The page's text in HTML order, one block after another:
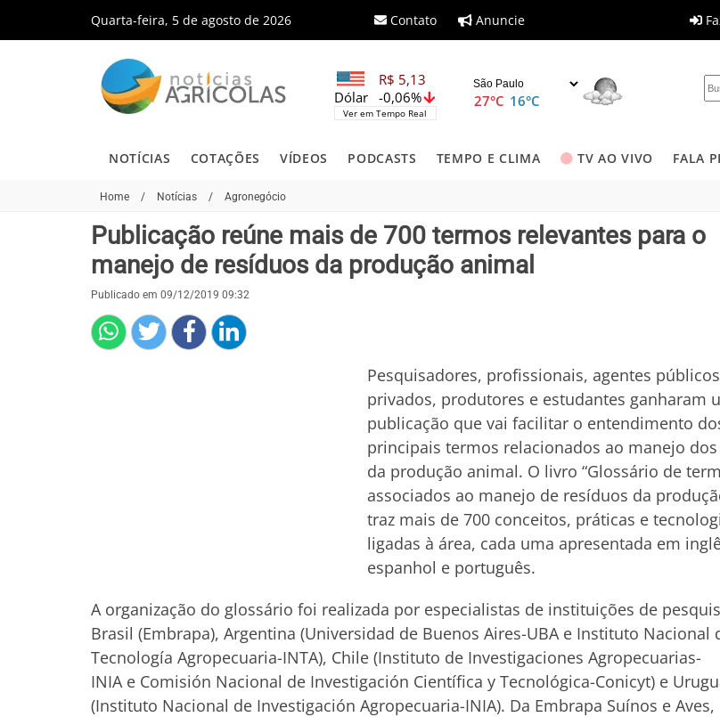
Quarta-feira, 5 de agosto de 2026 Contato Anuncie
R$ 5,13
-0,06%
Dólar
Ver em Tempo Real
27°C 16°C
NOTÍCIAS COTAÇÕES VÍDEOS PODCASTS TEMPO E CLIMA TV AO VIVO FALA
Home / Notícias / Agronegócio
Publicação reúne mais de 700 termos relevantes para o
manejo de resíduos da produção animal
Publicado em 09/12/2019 09:32
Pesquisadores, profissionais, agentes
privados, produtores e estudantes ganharam
publicação que vai facilitar o entendimento
principais termos relacionados ao manejo
da produção animal. O livro “Glossário de
associados ao manejo de resíduos da
traz mais de 700 conceitos, práticas e
ligadas à área, cada uma apresentada em
espanhol e português.
A organização do glossário foi realizada por especialistas de instituições de
Brasil (Embrapa), Argentina (Universidad de Buenos Aires-UBA e Instituto Nacional
Tecnología Agropecuaria-INTA), Chile (Instituto de Investigaciones Agropecuarias-
INIA e Comisión Nacional de Investigación Científica y Tecnológica-Conicyt) e
(Instituto Nacional de Investigación Agropecuaria-INIA). Da Embrapa Suínos e Aves,